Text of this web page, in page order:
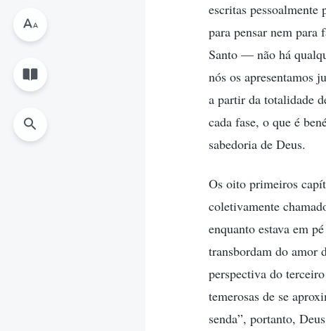
escritas
para pensar nem para
Santo — não há
nós os apresentamos
a partir da totalidade
cada fase, o que é
sabedoria de Deus.
Os oito primeiros
coletivamente
enquanto estava em
transbordam do amor
perspectiva do
temerosas de se
senda”, portanto,